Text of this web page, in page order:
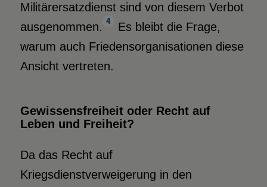
Militärersatzdienst sind von diesem Verbot
ausgenommen. 4
Es bleibt die Frage,
warum auch Friedensorganisationen diese
Ansicht vertreten.
Gewissensfreiheit oder Recht auf
Leben und Freiheit?
Da das Recht auf
Kriegsdienstverweigerung in den